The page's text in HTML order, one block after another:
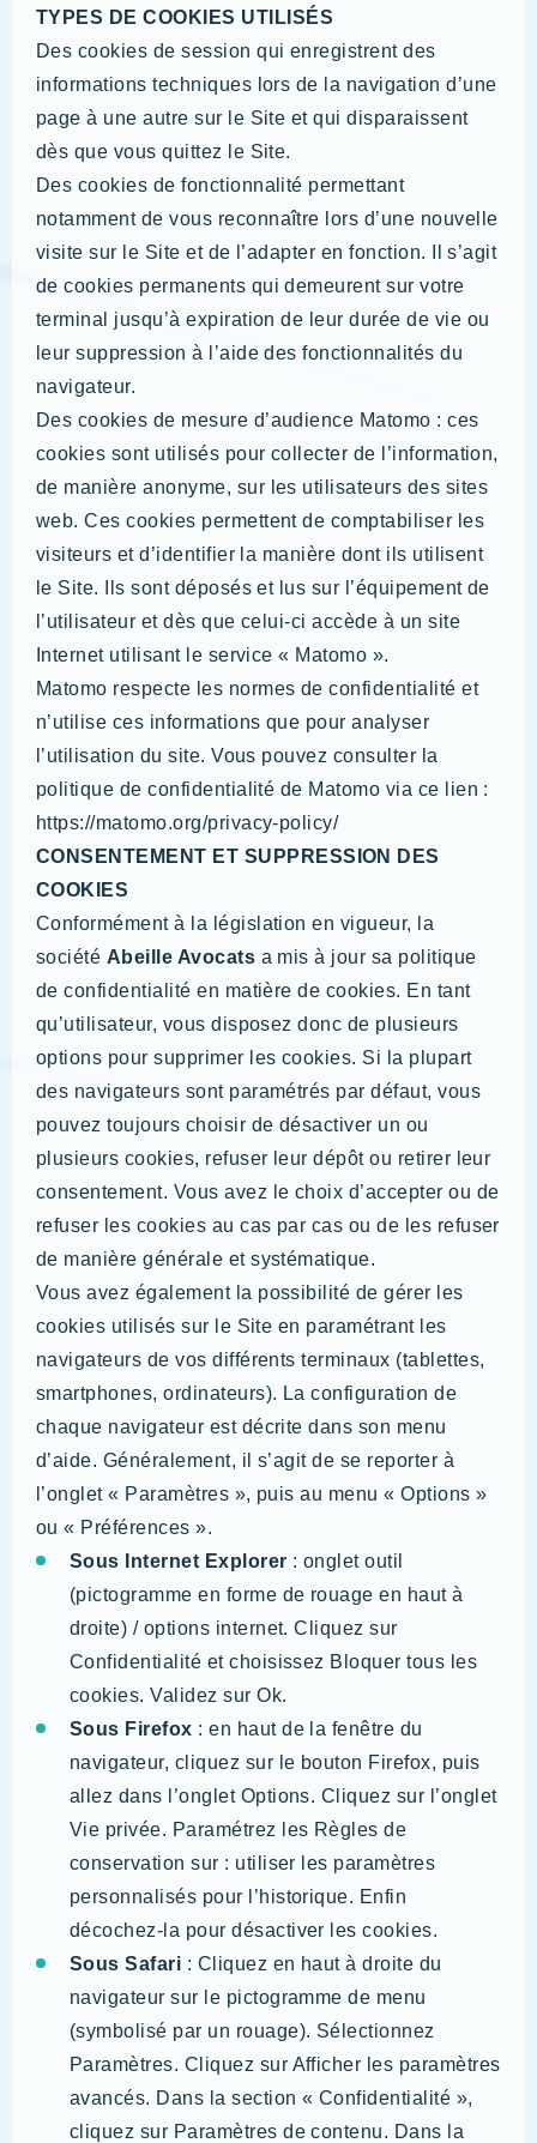
TYPES DE COOKIES UTILISÉS
Des cookies de session qui enregistrent des
informations techniques lors de la navigation d’une
page à une autre sur le Site et qui disparaissent
dès que vous quittez le Site.
Des cookies de fonctionnalité permettant
notamment de vous reconnaître lors d’une nouvelle
visite sur le Site et de l’adapter en fonction. Il s’agit
de cookies permanents qui demeurent sur votre
terminal jusqu’à expiration de leur durée de vie ou
leur suppression à l’aide des fonctionnalités du
navigateur.
Des cookies de mesure d’audience Matomo : ces
cookies sont utilisés pour collecter de l’information,
de manière anonyme, sur les utilisateurs des sites
web. Ces cookies permettent de comptabiliser les
visiteurs et d’identifier la manière dont ils utilisent
le Site. Ils sont déposés et lus sur l’équipement de
l’utilisateur et dès que celui-ci accède à un site
Internet utilisant le service « Matomo ».
Matomo respecte les normes de confidentialité et
n’utilise ces informations que pour analyser
l’utilisation du site. Vous pouvez consulter la
politique de confidentialité de Matomo via ce lien :
https://matomo.org/privacy-policy/
CONSENTEMENT ET SUPPRESSION DES
COOKIES
Conformément à la législation en vigueur, la
société Abeille Avocats a mis à jour sa politique
de confidentialité en matière de cookies. En tant
qu’utilisateur, vous disposez donc de plusieurs
options pour supprimer les cookies. Si la plupart
des navigateurs sont paramétrés par défaut, vous
pouvez toujours choisir de désactiver un ou
plusieurs cookies, refuser leur dépôt ou retirer leur
consentement. Vous avez le choix d’accepter ou de
refuser les cookies au cas par cas ou de les refuser
de manière générale et systématique.
Vous avez également la possibilité de gérer les
cookies utilisés sur le Site en paramétrant les
navigateurs de vos différents terminaux (tablettes,
smartphones, ordinateurs). La configuration de
chaque navigateur est décrite dans son menu
d’aide. Généralement, il s’agit de se reporter à
l’onglet « Paramètres », puis au menu « Options »
ou « Préférences ».
Sous Internet Explorer : onglet outil
(pictogramme en forme de rouage en haut à
droite) / options internet. Cliquez sur
Confidentialité et choisissez Bloquer tous les
cookies. Validez sur Ok.
Sous Firefox : en haut de la fenêtre du
navigateur, cliquez sur le bouton Firefox, puis
allez dans l’onglet Options. Cliquez sur l’onglet
Vie privée. Paramétrez les Règles de
conservation sur : utiliser les paramètres
personnalisés pour l’historique. Enfin
décochez-la pour désactiver les cookies.
Sous Safari : Cliquez en haut à droite du
navigateur sur le pictogramme de menu
(symbolisé par un rouage). Sélectionnez
Paramètres. Cliquez sur Afficher les paramètres
avancés. Dans la section « Confidentialité »,
cliquez sur Paramètres de contenu. Dans la